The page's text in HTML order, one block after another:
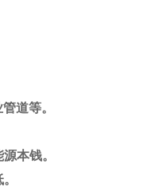
道等。
本钱。